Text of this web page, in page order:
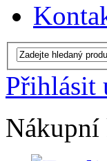
Přihlásit
Nákupní